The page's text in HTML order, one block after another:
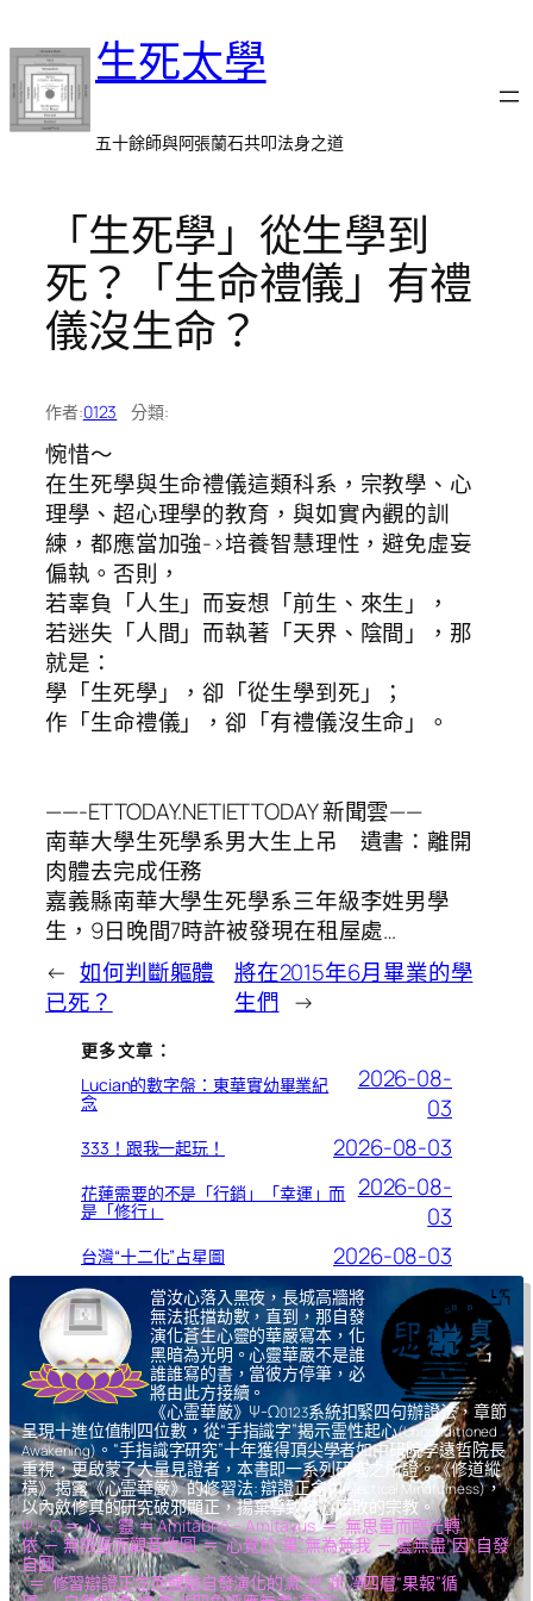
至
主
要
內
生死太學
五十餘師與阿張蘭石共叩法身之道
「生死學」從生學到
死？「生命禮儀」有禮
儀沒生命？
作者:0123 分類:
惋惜～
在生死學與生命禮儀這類科系，宗教學、心
理學、超心理學的教育，與如實內觀的訓
練，都應當加強->培養智慧理性，避免虛妄
偏執。否則，
若辜負「人生」而妄想「前生、來生」，
若迷失「人間」而執著「天界、陰間」，那
就是：
學「生死學」，卻「從生學到死」；
作「生命禮儀」，卻「有禮儀沒生命」。
——-ETTODAY.NET|ETTODAY 新聞雲——
南華大學生死學系男大生上吊 遺書：離開
肉體去完成任務
嘉義縣南華大學生死學系三年級李姓男學
生，9日晚間7時許被發現在租屋處…
← 如何判斷軀體
已死？
將在2015年6月畢業的學
生們 →
更多文章：
Lucian的數字盤：東華實幼畢業紀
念
2026-08-
03
333！跟我一起玩！ 2026-08-03
花蓮需要的不是「行銷」「幸運」而
是「修行」
2026-08-
03
台灣“十二化”占星圖 2026-08-03
當汝心落入黑夜，長城高牆將
無法抵擋劫數，直到，那自發
演化蒼生心靈的華嚴寫本，化
黑暗為光明。心靈華嚴不是誰
誰誰寫的書，當彼方停筆，必
將由此方接續。
《心霊華厳》Ψ-Ω0123系統扣緊四句辦證法，章節
呈現十進位值制四位數，從“手指識字”揭示霊性起心(Unconditioned
Awakening) 。“手指識字研究”十年獲得頂尖學者如中研院李遠哲院長
重視，更啟蒙了大量見證者，本書即一系列研究之所證。《修道縱
橫》揭露《心霊華厳》的修習法: 辯證正念(Dialectical Mindfulness)，
以內斂修真的研究破邪顯正，揚棄導致核心腐敗的宗教。
Ψ – Ω ＝ 心 – 靈 ＝ Amitābhā – Amitāyus ＝ 無思量而臨光轉
依 ─ 無限量而觀音收圓 ＝ 心覺於“果”,無為無我 ─ 靈無盡“因”,自發
自圓
＝ 修習辯證正念而體驗自發演化的氣,光,我,凈四層“果報”循